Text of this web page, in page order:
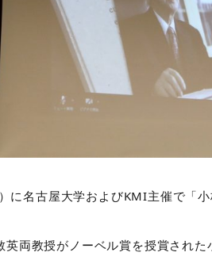
に名古屋大学およびKMI主催で「
英両教授がノーベル賞を授賞された